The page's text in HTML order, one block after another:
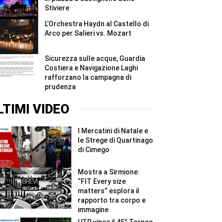
Stiviere
L’Orchestra Haydn al Castello di
Arco per Salieri vs. Mozart
Sicurezza sulle acque, Guardia
Costiera e Navigazione Laghi
rafforzano la campagna di
prudenza
VIDEO
I Mercatini di Natale e
le Strege di Quartinago
di Cimego
Mostra a Sirmione:
“FIT Every size
matters” esplora il
rapporto tra corpo e
immagine